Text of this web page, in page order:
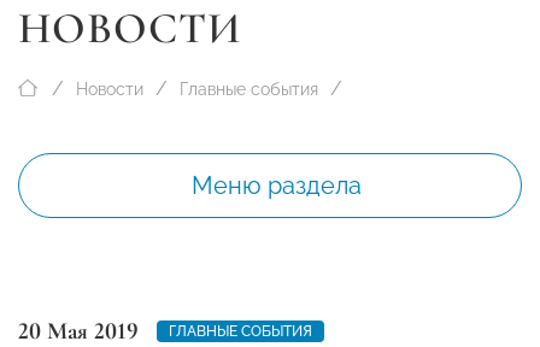
НОВОСТИ
Новости Главные события
Меню раздела
20 Мая 2019 ГЛАВНЫЕ СОБЫТИЯ